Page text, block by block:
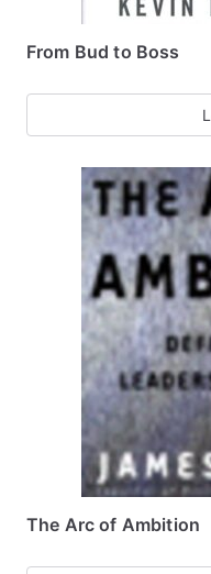
From Bud to Boss
The Arc of Ambition